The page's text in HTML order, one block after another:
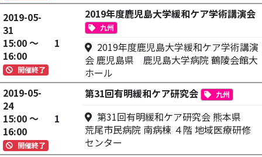
2019-05-
31
15:00 ～
16:00
開催終了
1
2019年度鹿児島大学緩和ケア学術講演会
九州
2019年度鹿児島大学緩和ケア学術講演
会 鹿児島県 鹿児島大学病院 鶴陵会館大
ホール
2019-05-
24
15:00 ～
16:00
開催終了
1
第31回有明緩和ケア研究会 九州
第31回有明緩和ケア研究会 熊本県
荒尾市民病院 南病棟 ４階 地域医療研修
センター